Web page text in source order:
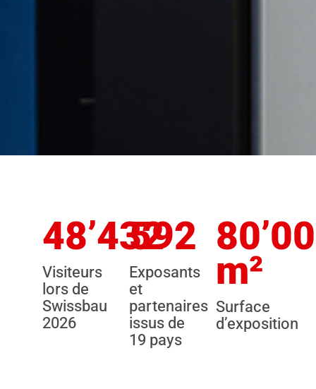
48’432
Visiteurs
lors de
Swissbau
2026
592
Exposants
et
partenaires
issus de
19 pays
m²
Surface
d’exposition